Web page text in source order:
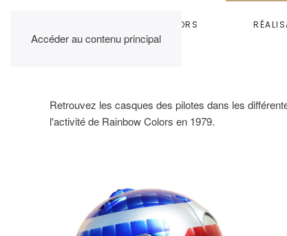
Accéder au contenu principal
RAINBOW COLORS
Retrouvez les casques des pilotes dans les
l'activité de Rainbow Colors en 1979.